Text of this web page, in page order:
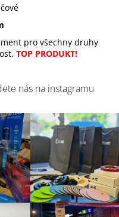
pro všechny druhy
TOP PRODUKT!
nás na instagramu